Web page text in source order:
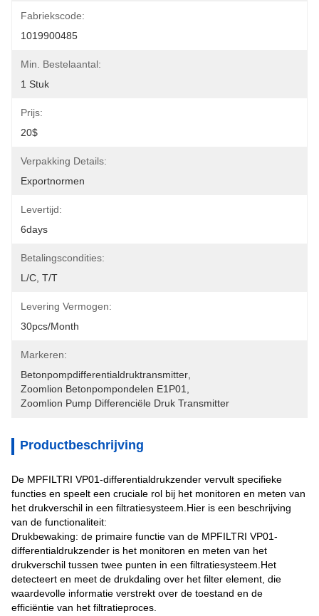
Fabriekscode:
1019900485
Min. Bestelaantal:
1 Stuk
Prijs:
20$
Verpakking Details:
Exportnormen
Levertijd:
6days
Betalingscondities:
L/C, T/T
Levering Vermogen:
30pcs/month
Markeren:
Betonpompdifferentialdruktransmitter
Zoomlion Betonpompondelen E1P01
Zoomlion Pump Differenciële Druk Transmitter
Productbeschrijving
De MPFILTRI VP01-differentialdrukzender vervult specifieke
functies en speelt een cruciale rol bij het monitoren en meten van
het drukverschil in een filtratiesysteem.Hier is een beschrijving
van de functionaliteit:
Drukbewaking: de primaire functie van de MPFILTRI VP01-
differentialdrukzender is het monitoren en meten van het
drukverschil tussen twee punten in een filtratiesysteem.Het
detecteert en meet de drukdaling over het filter element, die
waardevolle informatie verstrekt over de toestand en de
efficiëntie van het filtratieproces.